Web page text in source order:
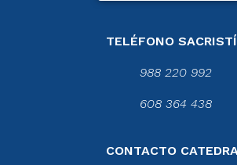
TELÉFONO
988 220 992
608 364 438
CONTACTO